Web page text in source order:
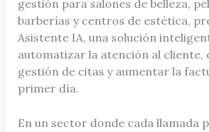
gestión para salones de belleza,
barberías y centros de estética,
Asistente IA, una solución
automatizar la atención al cliente,
gestión de citas y aumentar la
primer día.
En un sector donde cada llamada